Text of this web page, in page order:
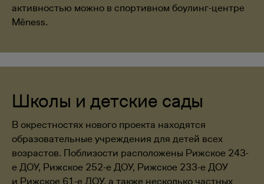
активностью можно в спортивном боулинг-центре
Mēness.
Школы и детские сады
В окрестностях нового проекта находятся
образовательные учреждения для детей всех
возрастов. Поблизости расположены Рижское 243-
е ДОУ, Рижское 252-е ДОУ, Рижское 233-е ДОУ
и Рижское 61-е ДОУ, а также несколько частных